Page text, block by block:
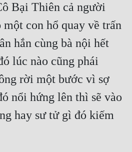
Bại Thiên cả người
một con hổ quay về trấn
hắn cùng bà nội hết
lúc nào cũng phái
rời một bước vì sợ
nổi hứng lên thì sẽ vào
hay sư tử gì đó kiếm